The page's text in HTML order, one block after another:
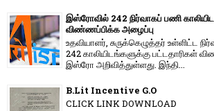
இஸ்ரோவில் 242 நிர்வாகப் பணி
விண்ணப்பிக்க அழைப்பு
உதவியாளர், சுருக்கெழுத்தர் உள்ளிட்ட
242 காலியிடங்களுக்கு பட்டதாரிகள்
இஸ்ரோ அறிவித்துள்ளது. இந்தி...
B.Lit Incentive G.O
CLICK LINK DOWNLOAD